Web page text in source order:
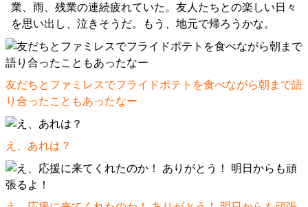
業、雨、残業の連続疲れていた。友人たちとの楽しい日々
を思い出し、泣きそうだ。もう、地元で帰ろうかな。
友だちとファミレスでフライドポテトを食べながら朝まで語
り合ったこともあったなー
え、あれは？